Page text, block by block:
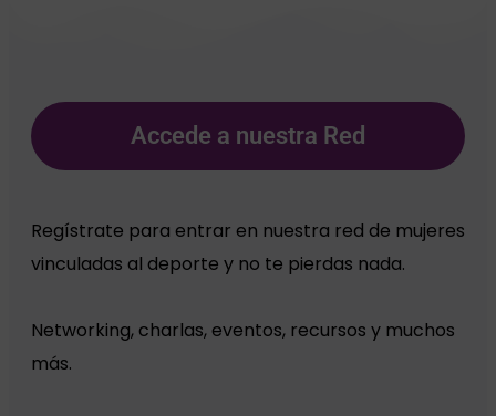
Accede a nuestra Red​​
Regístrate para entrar en nuestra red de mujeres
vinculadas al deporte y no te pierdas nada.
Networking, charlas, eventos, recursos y muchos
más.